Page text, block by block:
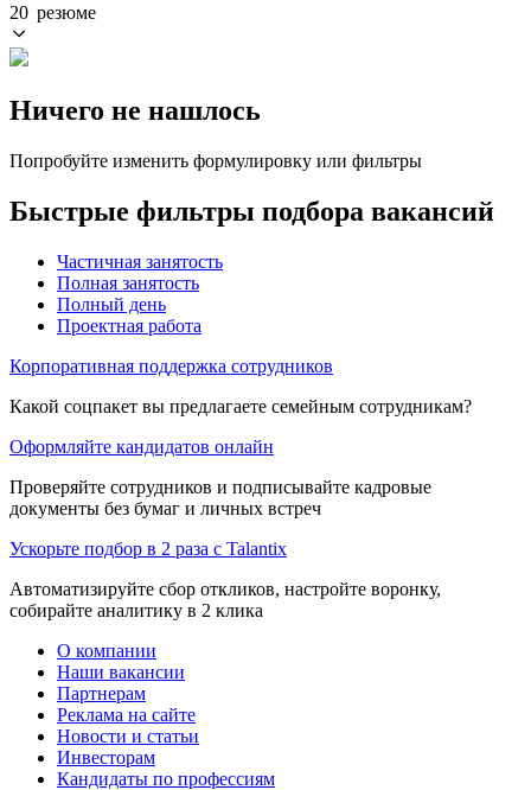
20 резюме
Ничего не нашлось
Попробуйте изменить формулировку или фильтры
Быстрые фильтры подбора вакансий
Частичная занятость
Полная занятость
Полный день
Проектная работа
Корпоративная поддержка сотрудников
Какой соцпакет вы предлагаете семейным сотрудникам?
Оформляйте кандидатов онлайн
Проверяйте сотрудников и подписывайте кадровые
документы без бумаг и личных встреч
Ускорьте подбор в 2 раза с Talantix
Автоматизируйте сбор откликов, настройте воронку,
собирайте аналитику в 2 клика
О компании
Наши вакансии
Партнерам
Реклама на сайте
Новости и статьи
Инвесторам
Кандидаты по профессиям